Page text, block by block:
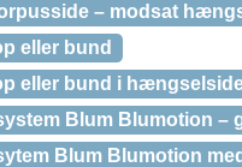
– modsat
eller bund
eller bund i
Blum Blumotion –
Blum Blumotion